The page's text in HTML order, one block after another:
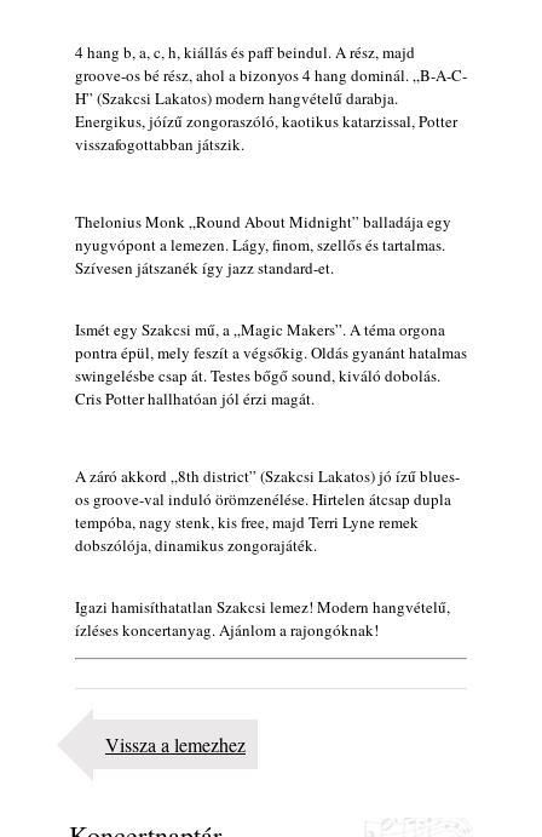
január 4.)
2026. augusztus 03.
Gondolataim - 2026 (XI. évfolyam - 8. rész)
2026. augusztus 02.
2026. augusztus 02.
Exkluzív interjú Bóna Lászlóval
2026-os jazzfesztiválok, amelyekről én is
tudok… 18. rész: Zempléni Fesztivál
(Sátoraljaújhely – 2026. augusztus 13-23.)
2026. augusztus 01.
„Still Warm”
2026. augusztus 01.
Ma 40 éves Gyarmati Gábor és 54 éves
Florian Ross
Vér, tornádó és jazz – megjelent a Daveform
Quintet és Kurt Rosenwinkel közös
2026. július 31.
Meseházban
Magyar jazzmuzsikus szülők és zenész
4 hang b, a, c, h, kiállás és paff beindul. A rész, majd
groove-os bé rész, ahol a bizonyos 4 hang dominál. „B-A-C-
H” (Szakcsi Lakatos) modern hangvételű darabja.
Energikus, jóízű zongoraszóló, kaotikus katarzissal, Potter
visszafogottabban játszik.
Thelonius Monk „Round About Midnight” balladája egy
nyugvópont a lemezen. Lágy, finom, szellős és tartalmas.
Szívesen játszanék így jazz standard-et.
Ismét egy Szakcsi mű, a „Magic Makers”. A téma orgona
pontra épül, mely feszít a végsőkig. Oldás gyanánt hatalmas
swingelésbe csap át. Testes bőgő sound, kiváló dobolás.
Cris Potter hallhatóan jól érzi magát.
A záró akkord „8th district” (Szakcsi Lakatos) jó ízű blues-
os groove-val induló örömzenélése. Hirtelen átcsap dupla
tempóba, nagy stenk, kis free, majd Terri Lyne remek
dobszólója, dinamikus zongorajáték.
Igazi hamisíthatatlan Szakcsi lemez! Modern hangvételű,
ízléses koncertanyag. Ajánlom a rajongóknak!
Vissza a lemezhez